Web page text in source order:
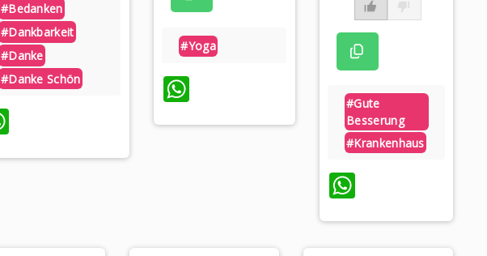
#bedanken
#dankbarkeit
#danke
#danke Schön
WhatsApp
#yoga
#gute
Besserung
#krankenhaus